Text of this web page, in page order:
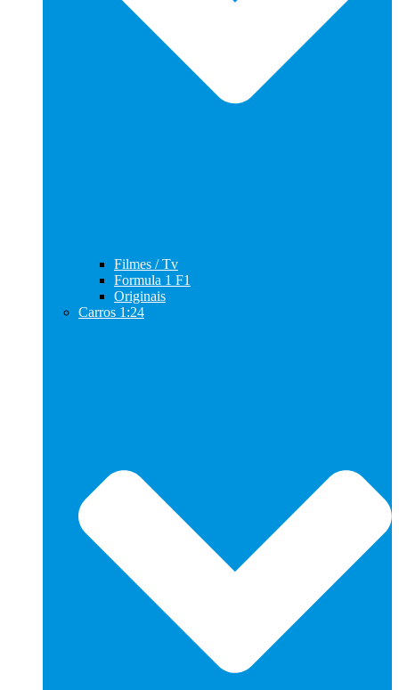
Filmes / Tv
Formula 1 F1
Originais
Carros 1:24